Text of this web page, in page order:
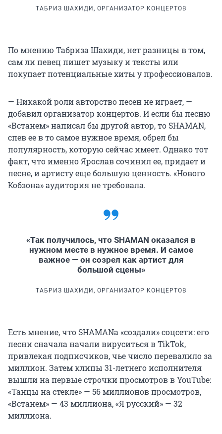
ТАБРИЗ ШАХИДИ, ОРГАНИЗАТОР КОНЦЕРТОВ
По мнению Табриза Шахиди, нет разницы в том,
сам ли певец пишет музыку и тексты или
покупает потенциальные хиты у профессионалов.
— Никакой роли авторство песен не играет, —
добавил организатор концертов. И если бы песню
«Встанем» написал бы другой автор, то SHAMAN,
спев ее в то самое нужное время, обрел бы
популярность, которую сейчас имеет. Однако тот
факт, что именно Ярослав сочинил ее, придает и
песне, и артисту еще большую ценность. «Нового
Кобзона» аудитория не требовала.
«Так получилось, что SHAMAN оказался в
нужном месте в нужное время. И самое
важное — он созрел как артист для
большой сцены»
ТАБРИЗ ШАХИДИ, ОРГАНИЗАТОР КОНЦЕРТОВ
Есть мнение, что SHAMANа «создали» соцсети: его
песни сначала начали вируситься в TikTok,
привлекая подписчиков, чье число перевалило за
миллион. Затем клипы 31-летнего исполнителя
вышли на первые строчки просмотров в YouTube:
«Танцы на стекле» — 56 миллионов просмотров,
«Встанем» — 43 миллиона, «Я русский» — 32
миллиона.